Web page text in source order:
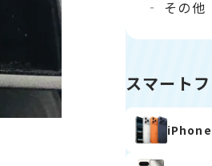
その他
スマート
iPhone